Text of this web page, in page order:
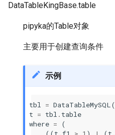
DataTableKingBase.table
pipyka的Table对象
主要用于创建查询条件
示例
tbl = DataTableMySQL (
t = tbl . table
where =
(